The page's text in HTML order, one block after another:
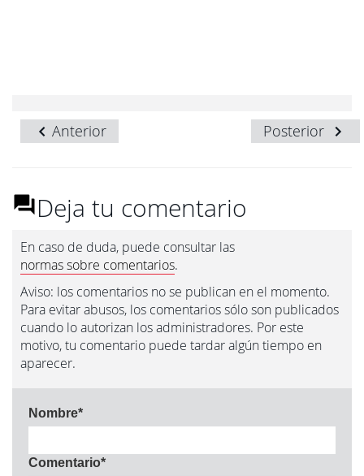
Posterior
Anterior
Deja tu comentario
En caso de duda, puede consultar las
normas sobre comentarios.
Aviso: los comentarios no se publican en el momento.
Para evitar abusos, los comentarios sólo son publicados
cuando lo autorizan los administradores. Por este
motivo, tu comentario puede tardar algún tiempo en
aparecer.
Nombre*
Comentario*